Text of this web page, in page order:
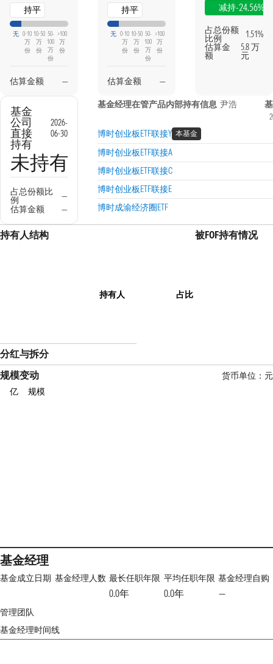
持平
无 0-10
万
份
10-50
万
份
50-
100
万
份
>100
万
份
估算金额 —
持平
无 0-10
万
份
10-50
万
份
50-
100
万
份
>100
万
份
估算金额 —
减持-24.56%
占总份额
比例
1.51%
估算金
额
5.8 万
元
基金
公司
直接
持有
2026-
06-30
未持有
占总份额比
例
—
估算金额
—
基金经理在管产品内部持有信息 尹浩
博时创业板ETF联接Y 本基金
博时创业板ETF联接A
博时创业板ETF联接C
博时创业板ETF联接E
博时成渝经济圈ETF
持有人结构
持有人 占比
被FOF持有情况
分红与拆分
规模变动
货币单位：元
亿
规模
基金经理
基金成立日期 基金经理人数 最长任职年限
0.0年
平均任职年限
0.0年
基金经理自购
—
管理团队
基金经理时间线